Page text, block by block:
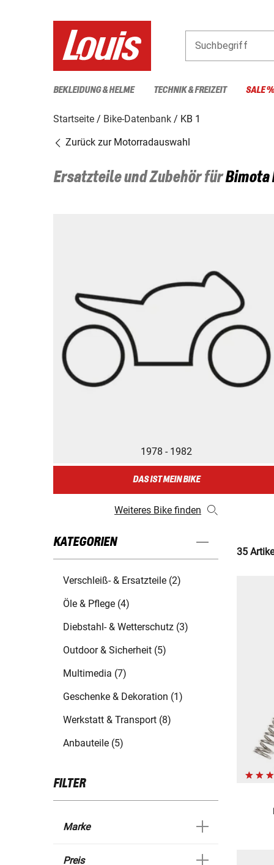
Suchbegriff
BEKLEIDUNG & HELME TECHNIK & FREIZEIT SALE %
Startseite Bike-Datenbank
KB 1
Zurück zur Motorradauswahl
Ersatzteile und Zubehör fürBimota
1978 - 1982
DAS IST MEIN BIKE
Weiteres Bike finden
KATEGORIEN
Verschleiß- & Ersatzteile (2)
Öle & Pflege (4)
Diebstahl- & Wetterschutz (3)
Outdoor & Sicherheit (5)
Multimedia (7)
Geschenke & Dekoration (1)
Werkstatt & Transport (8)
Anbauteile (5)
FILTER
Marke
Preis
35